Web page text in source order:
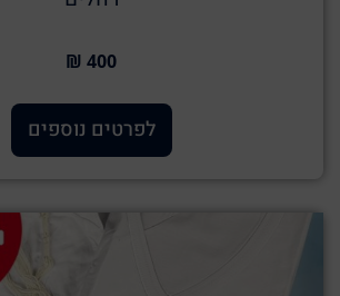
400 ₪
לפרטים נוספים